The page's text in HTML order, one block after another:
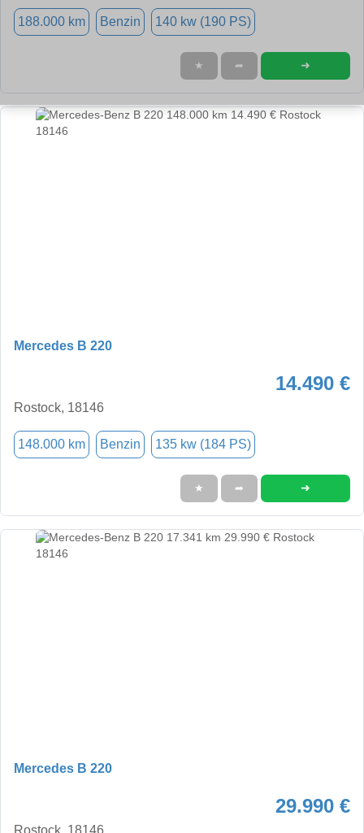
188.000 km Benzin 140 kw (190 PS)
★ ➦ ➜
Mercedes B 220
14.490 €
Rostock, 18146
148.000 km Benzin 135 kw (184 PS)
★ ➦ ➜
Mercedes B 220
29.990 €
Rostock, 18146